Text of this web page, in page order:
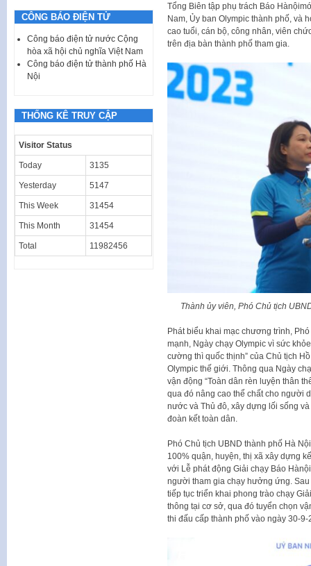
Tổng Biên tập phụ trách Báo
Nam, Ủy ban Olympic thành phố, và
cao tuổi, cán bộ, công nhân, viên
trên địa bàn thành phố tham gia.
Thành ủy viên, Phó Chủ tịch
Phát biểu khai mạc chương trình,
mạnh, Ngày chạy Olympic vì sức
cường thì quốc thịnh” của Chủ tịch
Olympic thế giới. Thông qua Ngày
vận động “Toàn dân rèn luyện thân
qua đó nâng cao thể chất cho người
nước và Thủ đô, xây dựng lối sống
đoàn kết toàn dân.
Phó Chủ tịch UBND thành phố Hà
100% quận, huyện, thị xã xây dựng
với Lễ phát động Giải chạy Báo
người tham gia chạy hưởng ứng.
tiếp tục triển khai phong trào chạy
thông tại cơ sở, qua đó tuyển chọn
thi đấu cấp thành phố vào ngày 30-9-
CÔNG BÁO ĐIỆN TỬ
Công báo điện tử nước Cộng
hòa xã hội chủ nghĩa Việt Nam
Công báo điện tử thành phố Hà
Nội
THỐNG KÊ TRUY CẬP
Visitor Status
Today 3135
Yesterday 5147
This Week 31454
This Month 31454
Total 11982456